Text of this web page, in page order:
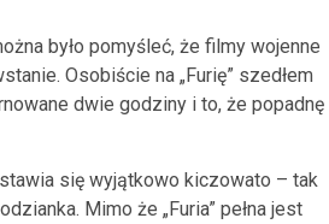
było pomyśleć, że filmy wojenne
Osobiście na „Furię” szedłem
dwie godziny i to, że popadnę
się wyjątkowo kiczowato – tak
Mimo że „Furia” pełna jest